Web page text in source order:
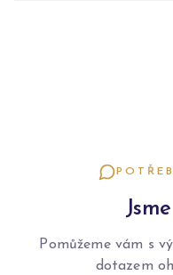
Pomůžeme vám s
dotazem